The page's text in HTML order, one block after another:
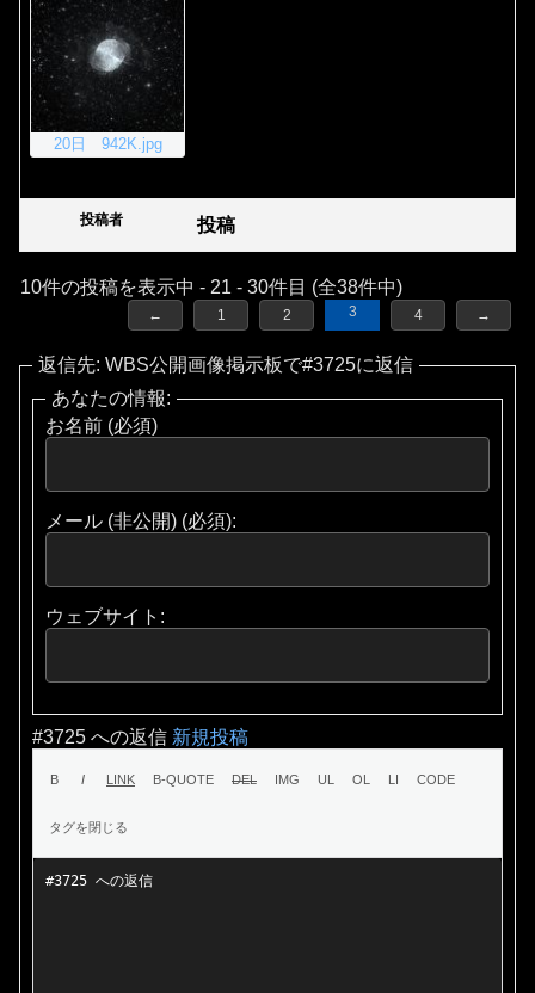
20日 942K.jpg
投稿者 投稿
10件の投稿を表示中 - 21 - 30件目 (全38件中)
← 1 2 3 4 →
返信先: WBS公開画像掲示板で#3725に返信
あなたの情報:
お名前 (必須)
メール (非公開) (必須):
ウェブサイト:
#3725 への返信 新規投稿